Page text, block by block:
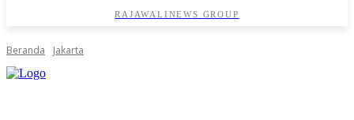
RAJAWALINEWS GROUP
Beranda Jakarta